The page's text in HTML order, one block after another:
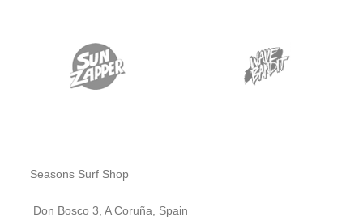
Seasons Surf Shop
Don Bosco 3, A Coruña, Spain